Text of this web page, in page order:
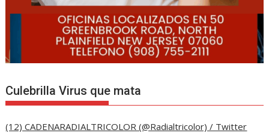
Culebrilla Virus que mata
(12) CADENARADIALTRICOLOR (@Radialtricolor) / Twitter